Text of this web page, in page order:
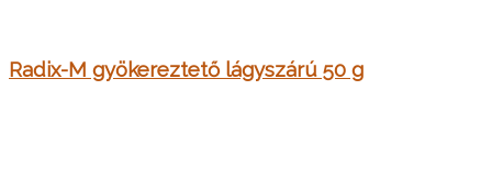
Radix-M gyökereztető lágyszárú 50 g